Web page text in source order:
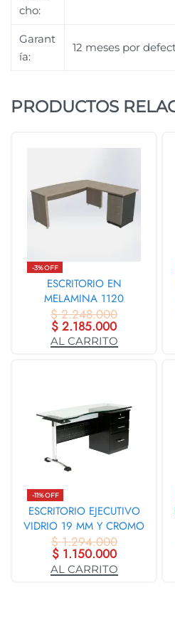
cho:
Garant
ía:
12 meses por
PRODUCTOS
-3% OFF
ESCRITORIO EN
MELAMINA 1120
$2.248.000
$ 2.185.000
AL CARRITO
-11% OFF
ESCRITORIO EJECUTIVO
VIDRIO 19 MM Y CROMO
33701
$1.294.000
$1.150.000
AL CARRITO